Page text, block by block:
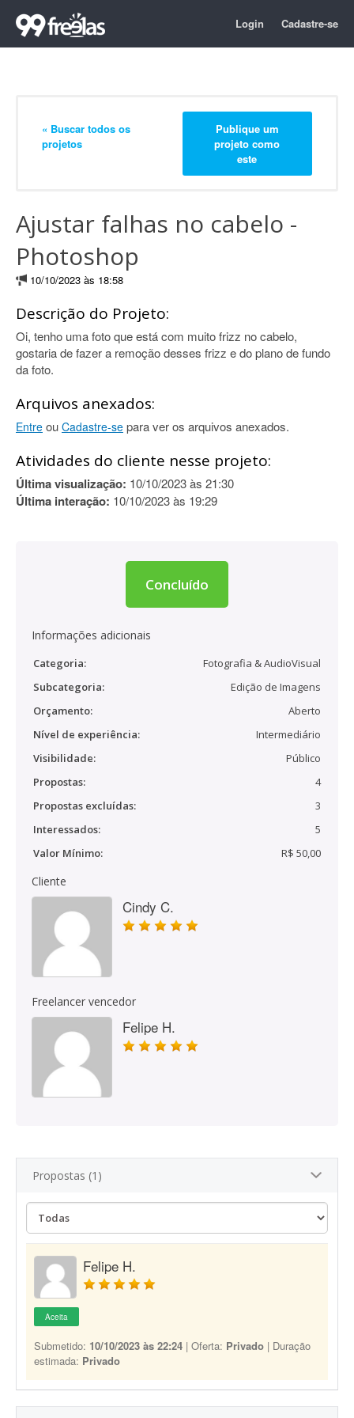
Login Cadastre-se
« Buscar todos os
projetos
Publique um
projeto como
este
Ajustar falhas no cabelo -
Photoshop
10/10/2023 às 18:58
Descrição do Projeto:
Oi, tenho uma foto que está com muito frizz no cabelo,
gostaria de fazer a remoção desses frizz e do plano de fundo
da foto.
Arquivos anexados:
Entre ou Cadastre-se para ver os arquivos anexados.
Atividades do cliente nesse projeto:
Última visualização: 10/10/2023 às 21:30
Última interação: 10/10/2023 às 19:29
Concluído
Informações adicionais
Categoria:
Fotografia & AudioVisual
Subcategoria:
Edição de Imagens
Orçamento:
Aberto
Nível de experiência:
Intermediário
Visibilidade:
Público
Propostas:
4
Propostas excluídas:
3
Interessados:
5
Valor Mínimo:
R$ 50,00
Cliente
Cindy C.
Freelancer vencedor
Felipe H.
Propostas (1)
Felipe H.
Aceita
Submetido: 10/10/2023 às 22:24 | Oferta: Privado | Duração
estimada: Privado